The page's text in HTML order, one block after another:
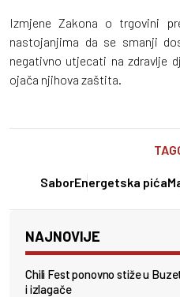
Izmjene Zakona o trgovini
nastojanjima da se smanji
negativno utjecati na zdravlje
ojača njihova zaštita.
SaborEnergetska pića
NAJNOVIJE
Chili Fest ponovno stiže u
i izlagače